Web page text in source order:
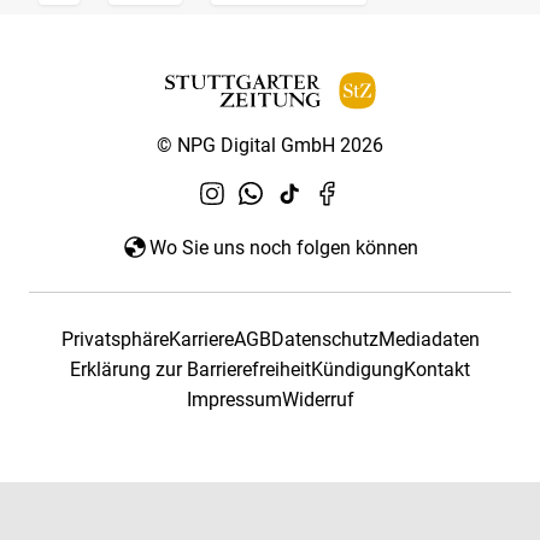
© NPG Digital GmbH 2026
Wo Sie uns noch folgen können
PrivatsphäreKarriereAGBDatenschutzMediadaten
Erklärung zur BarrierefreiheitKündigungKontakt
ImpressumWiderruf